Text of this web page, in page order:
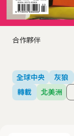
合作夥伴
全球中央 灰狼
轉載
北美洲